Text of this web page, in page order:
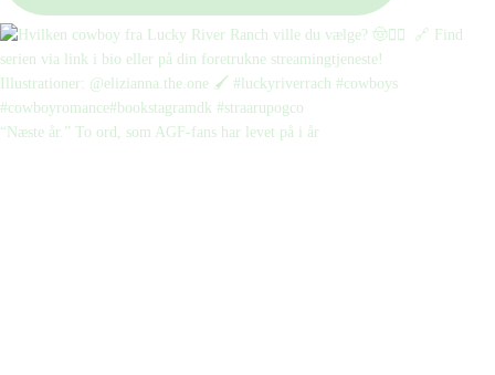
“Næste år.” To ord, som AGF-fans har levet på i år